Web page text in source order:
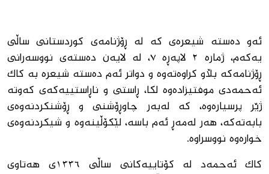
ئەو دەستە شیعرەی کە لە ڕۆژنامەی کوردستانی ساڵی
یەکەم، ژمارە ٢ لاپەڕە ٧، لە لایەن دەستەی نووسەرانی
ڕۆژنامەکە بڵاو کراوەتەوە و دواتر ئەم دەستە شیعرە بە کاک
ئەحمەدی موفتیزادەوە لکا، ڕاستی و ناڕاستییەکەی کەوتە
ژێر پرسیارەوە، کە لەبەر چاوڕۆشنی و ڕۆشنکردنەوەی
بابەتەکە، هەر لەمەڕ ئەم باسە، لێکۆڵینەوە و شیکردنەوەی
خوارەوە نووسراوە.
کاک ئەحمەد لە کۆتاییەکانی ساڵی ١٣٣٦ی هەتاوی